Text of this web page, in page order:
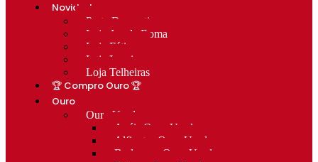
Novidades
Prata Decorativa
Loja Av. de Roma
Loja Fátima
Loja Lumiar
Loja Telheiras
🏆 Compro Ouro 🏆
Ouro
Ouro Usado
Anéis Ouro Usado
Alfinetes Ouro Usado
Berloques Ouro Usado